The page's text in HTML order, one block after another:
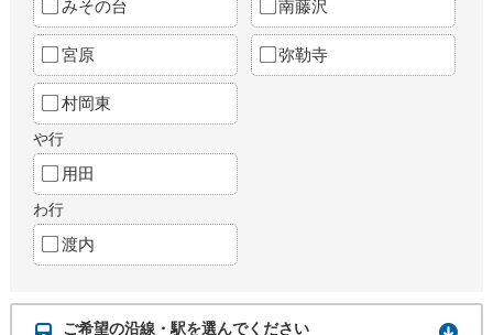
みその台 南藤沢
宮原 弥勒寺
村岡東
や行
用田
わ行
渡内
ご希望の沿線・駅を選んでください